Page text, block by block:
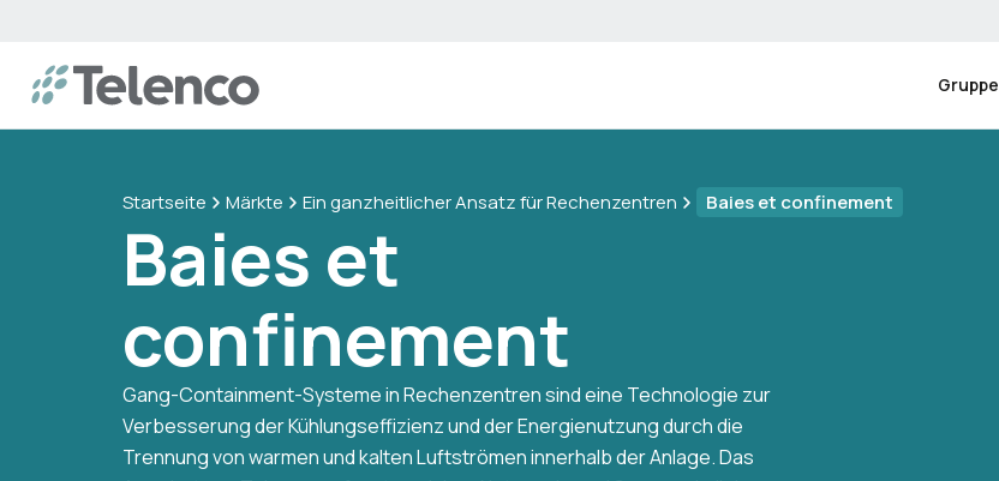
Gruppe
Startseite Märkte Ein ganzheitlicher Ansatz für Rechenzentren Baies et confinement
Baies et
confinement
Gang-Containment-Systeme in Rechenzentren sind eine Technologie zur
Verbesserung der Kühlungseffizienz und der Energienutzung durch die
Trennung von warmen und kalten Luftströmen innerhalb der Anlage. Das